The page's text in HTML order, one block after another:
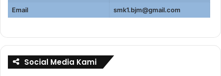
Email
smk1.bjm@gmail.com
Social Media Kami